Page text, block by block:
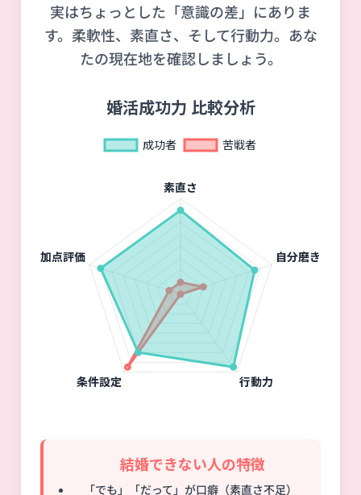
実はちょっとした「意識の差」にありま
す。柔軟性、素直さ、そして行動力。あな
たの現在地を確認しましょう。
婚活成功力 比較分析
❌ 結婚できない人の特徴
「でも」「だって」が口癖（素直さ不足）